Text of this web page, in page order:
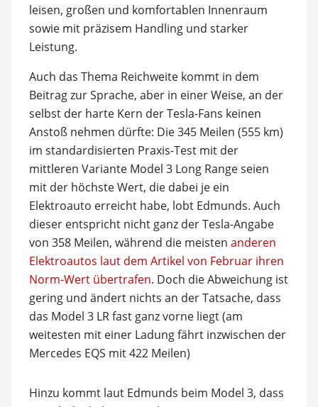
leisen, großen und komfortablen Innenraum
sowie mit präzisem Handling und starker
Leistung.
Auch das Thema Reichweite kommt in dem
Beitrag zur Sprache, aber in einer Weise, an der
selbst der harte Kern der Tesla-Fans keinen
Anstoß nehmen dürfte: Die 345 Meilen (555 km)
im standardisierten Praxis-Test mit der
mittleren Variante Model 3 Long Range seien
mit der höchste Wert, die dabei je ein
Elektroauto erreicht habe, lobt Edmunds. Auch
dieser entspricht nicht ganz der Tesla-Angabe
von 358 Meilen, während die meisten anderen
Elektroautos laut dem Artikel von Februar ihren
Norm-Wert übertrafen. Doch die Abweichung ist
gering und ändert nichts an der Tatsache, dass
das Model 3 LR fast ganz vorne liegt (am
weitesten mit einer Ladung fährt inzwischen der
Mercedes EQS mit 422 Meilen)
Hinzu kommt laut Edmunds beim Model 3, dass